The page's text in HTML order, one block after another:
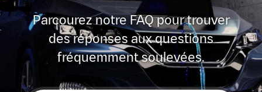
Parcourez notre FAQ pour trouver
des réponses aux questions
fréquemment soulevées.